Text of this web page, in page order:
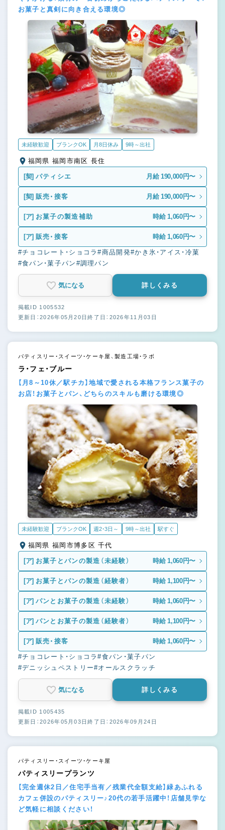
お菓子と真剣に向き合える環境◎
未経験歓迎 ブランクOK 月8日休み 9時～出社
福岡県 福岡市南区 長住
[契] パティシエ 月給 190,000円〜
[契] 販売・接客 月給 190,000円〜
[ア] お菓子の製造補助 時給 1,060円〜
[ア] 販売・接客 時給 1,060円〜
#チョコレート・ショコラ#商品開発#かき氷・アイス・冷菓
#食パン・菓子パン #調理パン
気になる 詳しくみる
掲載ID 1005532
更新日：2026年05月20日終了日：2026年11月03日
パティスリー・スイーツ・ケーキ屋、製造工場・ラボ
ラ・フェ・ブルー
【月8～10休／駅チカ】地域で愛される本格フランス菓子の
お店！お菓子とパン、どちらのスキルも磨ける環境◎
未経験歓迎 ブランクOK 週2・3日～ 9時～出社 駅すぐ
福岡県 福岡市博多区 千代
[ア] お菓子とパンの製造（未経験） 時給 1,060円〜
[ア] お菓子とパンの製造（経験者） 時給 1,100円〜
[ア] パンとお菓子の製造（未経験） 時給 1,060円〜
[ア] パンとお菓子の製造（経験者） 時給 1,100円〜
[ア] 販売・接客 時給 1,060円〜
#チョコレート・ショコラ#食パン・菓子パン
#デニッシュペストリー#オールスクラッチ
気になる 詳しくみる
掲載ID 1005435
更新日：2026年05月03日終了日：2026年09月24日
パティスリー・スイーツ・ケーキ屋
パティスリープランツ
【完全週休2日／住宅手当有／残業代全額支給】緑あふれる
カフェ併設のパティスリー♪20代の若手活躍中！店舗見学な
ど気軽に相談ください！